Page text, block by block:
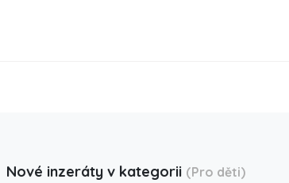
Nové inzeráty v kategorii (Pro děti)